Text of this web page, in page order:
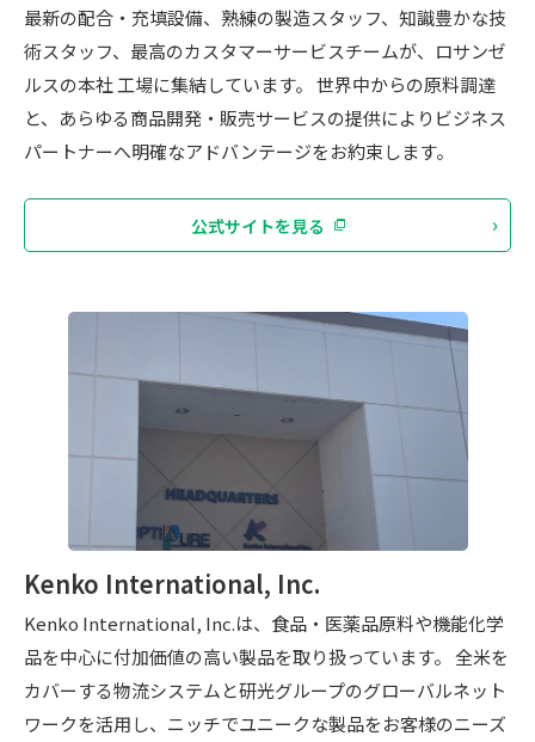
最新の配合・充填設備、熟練の製造スタッフ、知識豊かな技
術スタッフ、最高のカスタマーサービスチームが、ロサンゼ
ルスの本社 工場に集結しています。 世界中からの原料調達
と、あらゆる商品開発・販売サービスの提供によりビジネス
パートナーへ明確なアドバンテージをお約束します。
公式サイトを見る
Kenko International, Inc.
Kenko International, Inc.は、食品・医薬品原料や機能化学
品を中心に付加価値の高い製品を取り扱っています。 全米を
カバーする物流システムと研光グループのグローバルネット
ワークを活用し、ニッチでユニークな製品をお客様のニーズ